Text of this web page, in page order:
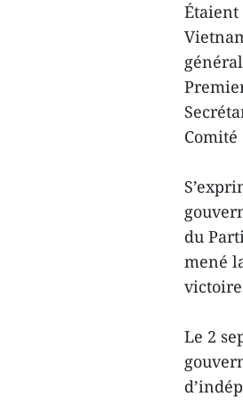
Étaient
du
mené
Le 2